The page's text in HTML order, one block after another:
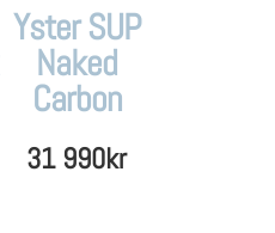
Yster SUP
Naked
Carbon
31 990kr